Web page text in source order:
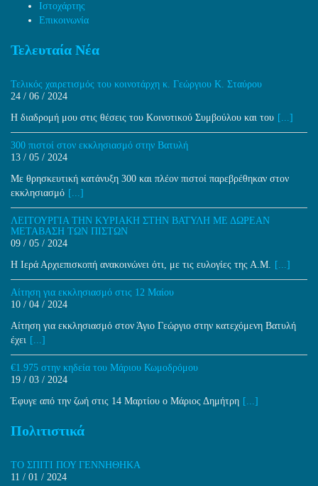
Ιστοχάρτης
Επικοινωνία
Τελευταία Νέα
Τελικός χαιρετισμός του κοινοτάρχη κ. Γεώργιου Κ. Σταύρου
24 / 06 / 2024
H διαδρομή μου στις θέσεις του Κοινοτικού Συμβούλου και του [...]
300 πιστοί στον εκκλησιασμό στην Βατυλή
13 / 05 / 2024
Με θρησκευτική κατάνυξη 300 και πλέον πιστοί παρεβρέθηκαν στον
εκκλησιασμό [...]
ΛΕΙΤΟΥΡΓΙΑ ΤΗΝ ΚΥΡΙΑΚΗ ΣΤΗΝ ΒΑΤΥΛΗ ΜΕ ΔΩΡΕΑΝ
ΜΕΤΑΒΑΣΗ ΤΩΝ ΠΙΣΤΩΝ
09 / 05 / 2024
Η Ιερά Αρχιεπισκοπή ανακοινώνει ότι, με τις ευλογίες της Α.Μ. [...]
Αίτηση για εκκλησιασμό στις 12 Μαίου
10 / 04 / 2024
Αίτηση για εκκλησιασμό στον Άγιο Γεώργιο στην κατεχόμενη Βατυλή
έχει [...]
€1.975 στην κηδεία του Μάριου Κωμοδρόμου
19 / 03 / 2024
Έφυγε από την ζωή στις 14 Μαρτίου ο Μάριος Δημήτρη [...]
Πολιτιστικά
ΤΟ ΣΠΙΤΙ ΠΟΥ ΓΕΝΝΗΘΗΚΑ
11 / 01 / 2024